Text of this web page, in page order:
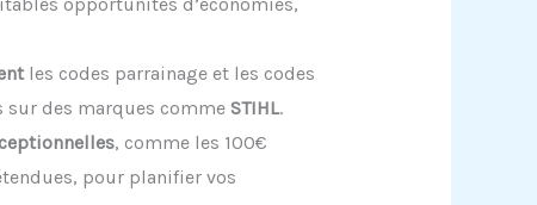
opportunités d’économies,
les codes parrainage et les codes
sur des marques comme STIHL.
, comme les 100€
pour planifier vos